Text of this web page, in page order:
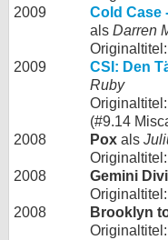
2009
Cold Case
als Darren
2009
CSI: Den
Ruby
(#9.14
2008
Pox als
2008
Gemini
2008
Brooklyn